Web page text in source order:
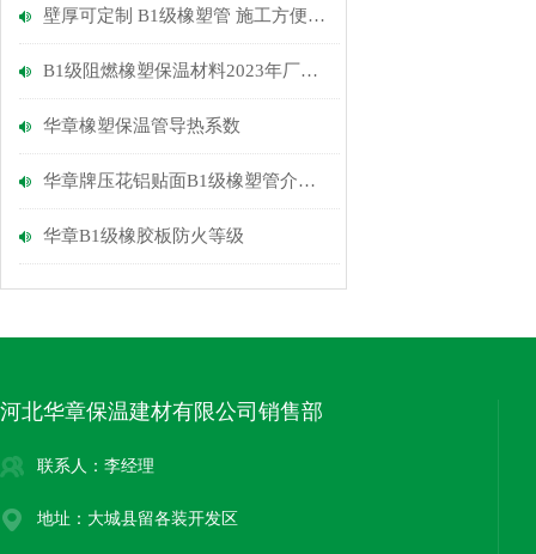
壁厚可定制 B1级橡塑管 施工方便快速 工厂定制
B1级阻燃橡塑保温材料2023年厂家报价
华章橡塑保温管导热系数
华章牌压花铝贴面B1级橡塑管介绍厂
华章B1级橡胶板防火等级
河北华章保温建材有限公司销售部
联系人：李经理
地址：大城县留各装开发区